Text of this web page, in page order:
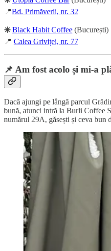
📍Bd. Primăverii, nr. 32
✳️Black Habit Coffee (București)
📍 Calea Griviței, nr. 77
📌 Am fost acolo și mi-a
Dacă ajungi pe lângă parcul
bună, atunci intră la Burli Coffee
numărul 29A, găsești și ceva bun